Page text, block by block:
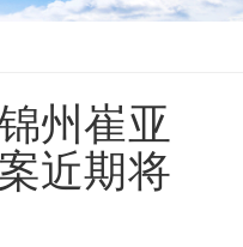
州崔亚
近期将